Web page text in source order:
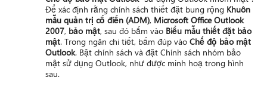
Để xác định rằng chính sách thiết đặt bung rộng Khuôn
mẫu quản trị cổ điển (ADM), Microsoft Office Outlook
2007, bảo mật, sau đó bấm vào Biểu mẫu thiết đặt bảo
mật. Trong ngăn chi tiết, bấm đúp vàoChế độ bảo mật
Outlook. Bật chính sách và đặt Chính sách nhóm bảo
mật sử dụng Outlook, như được minh hoạ trong hình
sau.